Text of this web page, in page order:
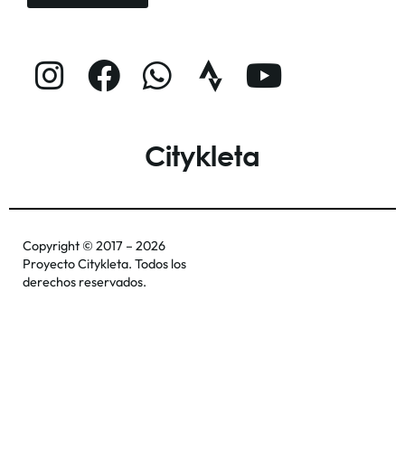
Citykleta
Copyright © 2017 – 2026
Proyecto Citykleta. Todos los
derechos reservados.